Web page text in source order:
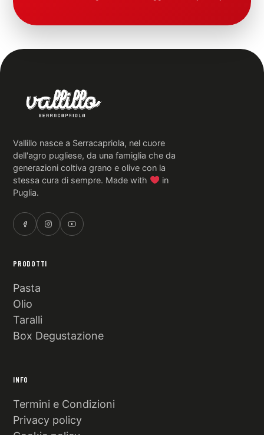
Vallillo nasce a Serracapriola, nel cuore
dell'agro pugliese, da una famiglia che da
generazioni coltiva grano e olive con la
stessa cura di sempre. Made with
in
Puglia.
PRODOTTI
Pasta
Olio
Taralli
Box Degustazione
INFO
Termini e Condizioni
Privacy policy